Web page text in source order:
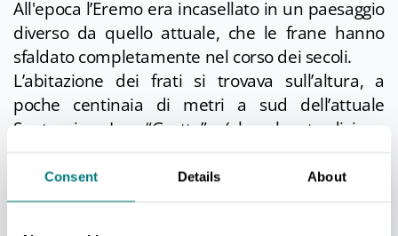
Consent Details About
All'epoca l’Eremo era incasellato in un paesaggio
diverso da quello attuale, che le frane hanno
sfaldato completamente nel corso dei secoli.
L’abitazione dei frati si trovava sull’altura, a
poche centinaia di metri a sud dell’attuale
Santuario. La “Grotta” (che la tradizione
l'isolamento e la preghiera) si trova invece più in
basso, a qualche centinaia di metri ad ovest,